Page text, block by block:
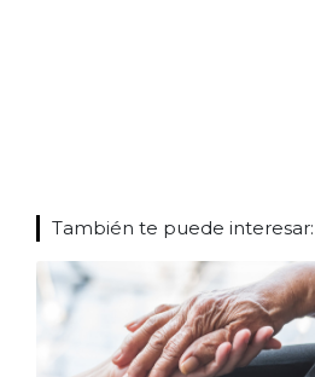
También te puede interesar: